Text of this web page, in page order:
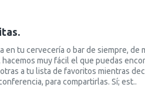
tu cervecería o bar de siempre,
muy fácil el que puedas
a tu lista de favoritos mientras
para compartirlas. Sí; est..